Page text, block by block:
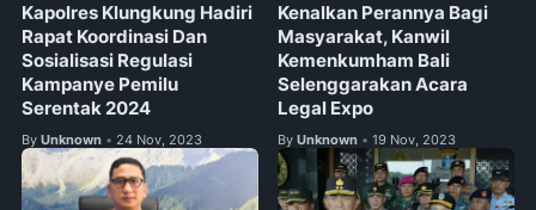
Kapolres Klungkung Hadiri
Rapat Koordinasi Dan
Sosialisasi Regulasi
Kampanye Pemilu
Serentak 2024
By Unknown • 24 Nov, 2023
Kenalkan Perannya Bagi
Masyarakat, Kanwil
Kemenkumham Bali
Selenggarakan Acara
Legal Expo
By Unknown • 19 Nov, 2023